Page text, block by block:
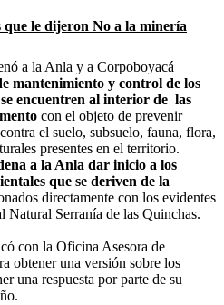
que le dijeron No a la minería
a la Anla y a Corpoboyacá
mantenimiento y control de los
encuentren al interior de las
con el objeto de prevenir
el suelo, subsuelo, fauna, flora,
presentes en el territorio.
a la Anla dar inicio a los
que se deriven de la
directamente con los evidentes
Natural Serranía de las Quinchas.
con la Oficina Asesora de
obtener una versión sobre los
una respuesta por parte de su